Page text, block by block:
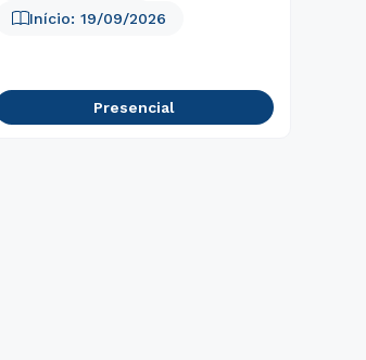
Início:19/09/2026
Presencial